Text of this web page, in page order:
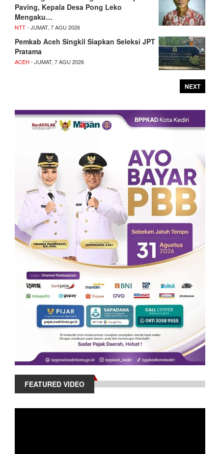
Paving, Kepala Desa Pong Leko
Mengaku…
NTT- JUMAT, 7 AGU 2026
Pemkab Aceh Singkil Siapkan Seleksi JPT
Pratama
ACEH - JUMAT, 7 AGU 2026
NEXT
FEATURED VIDEO